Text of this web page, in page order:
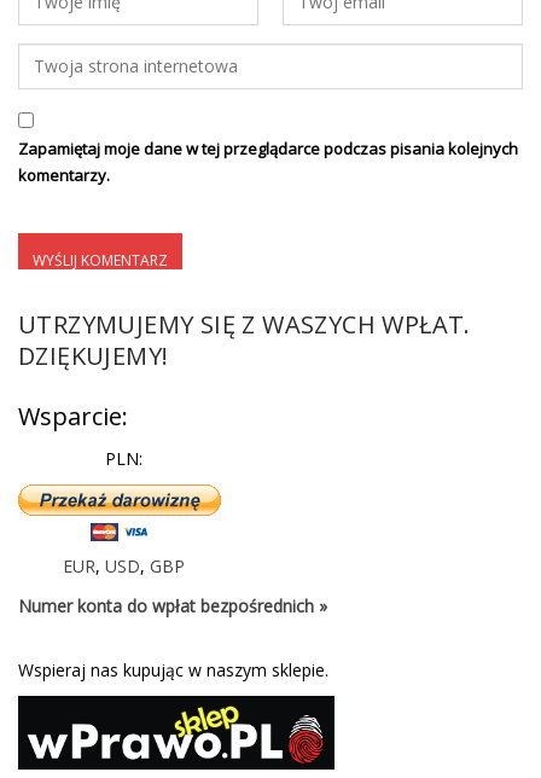
Zapamiętaj moje dane w tej przeglądarce podczas pisania kolejnych
komentarzy.
UTRZYMUJEMY SIĘ Z WASZYCH WPŁAT.
DZIĘKUJEMY!
Wsparcie:
PLN:
EUR, USD, GBP
Numer konta do wpłat bezpośrednich »
Wspieraj nas kupując w naszym sklepie.